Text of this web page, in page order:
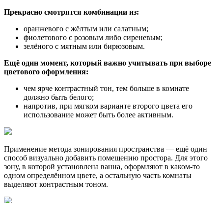
Прекрасно смотрятся комбинации из:
оранжевого с жёлтым или салатным;
фиолетового с розовым либо сиреневым;
зелёного с мятным или бирюзовым.
Ещё один момент, который важно учитывать при выборе
цветового оформления:
чем ярче контрастный тон, тем больше в комнате
должно быть белого;
напротив, при мягком варианте второго цвета его
использование может быть более активным.
Применение метода зонирования пространства — ещё один
способ визуально добавить помещению простора. Для этого
зону, в которой установлена ванна, оформляют в каком-то
одном определённом цвете, а остальную часть комнаты
выделяют контрастным тоном.